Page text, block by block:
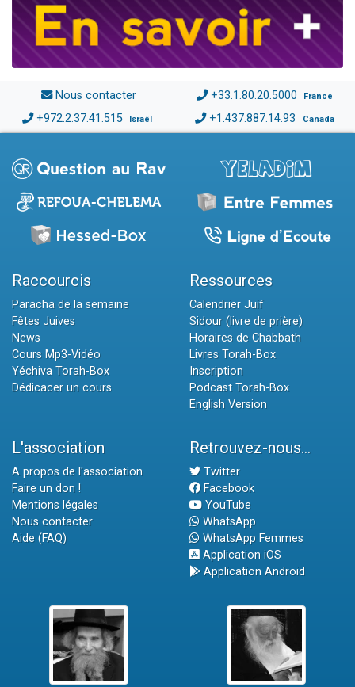
Nous contacter +33.1.80.20.5000 France
+972.2.37.41.515 Israël +1.437.887.14.93 Canada
Raccourcis
Paracha de la semaine
Fêtes Juives
News
Cours Mp3-Vidéo
Yéchiva Torah-Box
Dédicacer un cours
Ressources
Calendrier Juif
Sidour (livre de prière)
Horaires de Chabbath
Livres Torah-Box
Inscription
Podcast Torah-Box
English Version
L'association
A propos de l'association
Faire un don !
Mentions légales
Nous contacter
Aide (FAQ)
Retrouvez-nous...
Twitter
Facebook
YouTube
WhatsApp
WhatsApp Femmes
Application iOS
Application Android